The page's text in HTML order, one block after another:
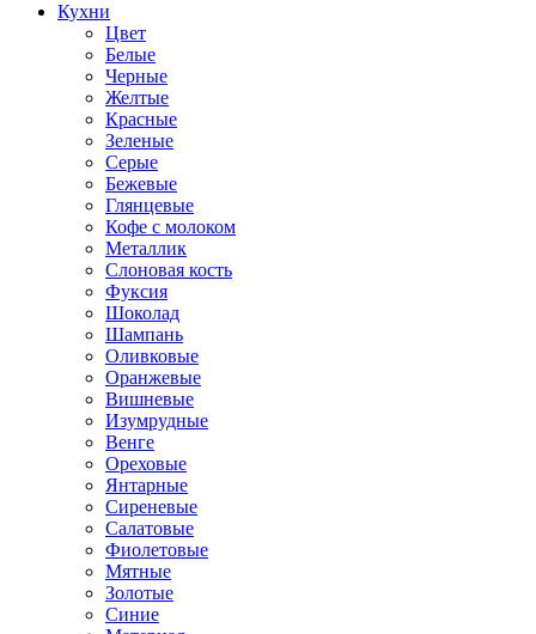
Кухни
Цвет
Белые
Черные
Желтые
Красные
Зеленые
Серые
Бежевые
Глянцевые
Кофе с молоком
Металлик
Слоновая кость
Фуксия
Шоколад
Шампань
Оливковые
Оранжевые
Вишневые
Изумрудные
Венге
Ореховые
Янтарные
Сиреневые
Салатовые
Фиолетовые
Мятные
Золотые
Синие